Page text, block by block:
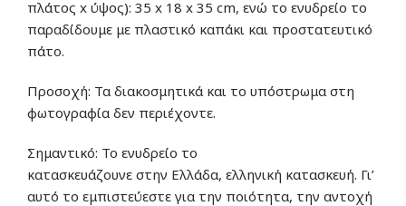
πλάτος x ύψος): 35 x 18 x 35 cm, ενώ το ενυδρείο το
παραδίδουμε με πλαστικό καπάκι και προστατευτικό
πάτο.
Προσοχή: Τα διακοσμητικά και το υπόστρωμαστη
φωτογραφίαδεν περιέχοντε.
Σημαντικό: Το ενυδρείο το
κατασκευάζουνε στην Ελλάδα, ελληνική κατασκευή. Γι’
αυτό το εμπιστεύεστε για την ποιότητα, την αντοχή